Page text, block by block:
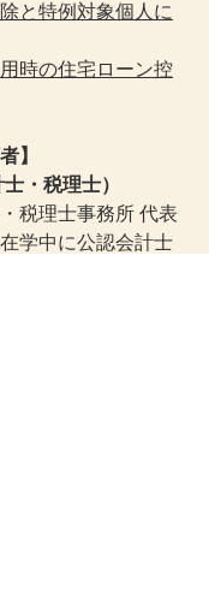
と特例対象個人に
時の住宅ローン控
】
・税理士）
税理士事務所 代表
学中に公認会計士